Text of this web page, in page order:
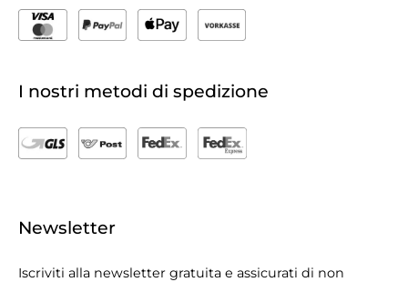
I nostri metodi di spedizione
Newsletter
Iscriviti alla newsletter gratuita e assicurati di non